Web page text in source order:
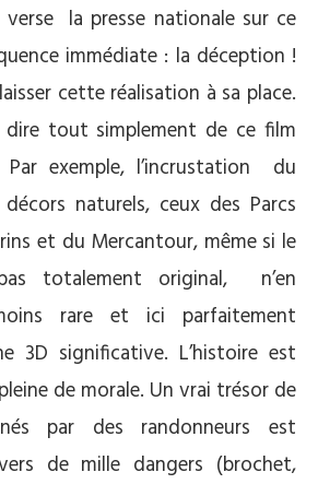
la presse nationale sur ce
immédiate : la déception !
cette réalisation à sa place.
dire tout simplement de ce film
exemple, l’incrustation du
naturels, ceux des Parcs
et du Mercantour, même si le
totalement original, n’en
rare et ici parfaitement
3D significative. L’histoire est
de morale. Un vrai trésor de
par des randonneurs est
de mille dangers (brochet,